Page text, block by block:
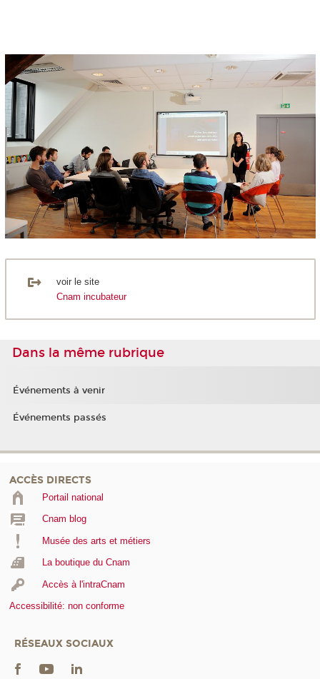
voir le site
Cnam incubateur
Dans la même rubrique
Événements à venir
Événements passés
ACCÈS DIRECTS
Portail national
Cnam blog
Musée des arts et métiers
La boutique du Cnam
Accès à l'intraCnam
Accessibilité: non conforme
RÉSEAUX SOCIAUX